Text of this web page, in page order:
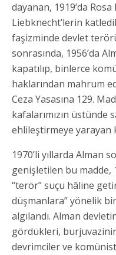
dayanan, 1919’da
Liebknecht’lerin
faşizminde devlet
sonrasında, 1956’da
kapatılıp, binlerce
haklarından mahrum
Ceza Yasasına 129.
kafalarımızın üstünde
ehlileştirmeye yarayan
1970’li yıllarda Alman
genişletilen bu madde,
“terör” suçu hâline
düşmanlara” yönelik
algılandı. Alman
gördükleri,
devrimciler ve